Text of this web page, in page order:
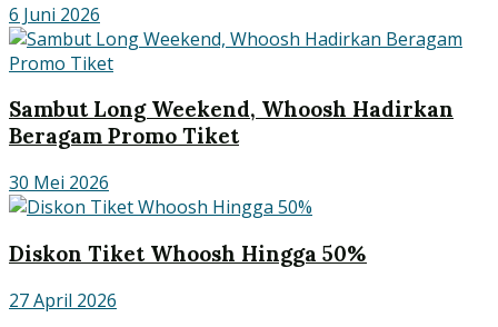
6 Juni 2026
Sambut Long Weekend, Whoosh Hadirkan
Beragam Promo Tiket
30 Mei 2026
Diskon Tiket Whoosh Hingga 50%
27 April 2026